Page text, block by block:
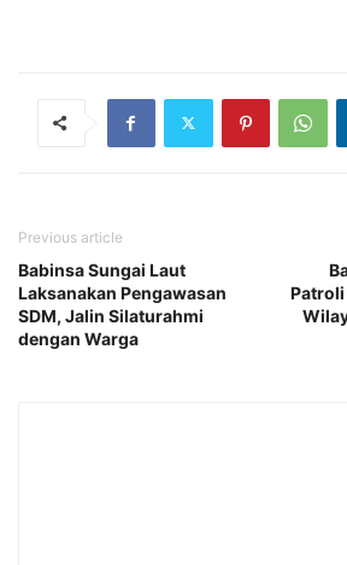
Previous article
Babinsa Sungai Laut
Laksanakan Pengawasan
SDM, Jalin Silaturahmi
dengan Warga
Patroli